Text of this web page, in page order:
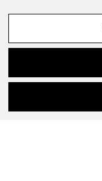
+34 623 18 66 06